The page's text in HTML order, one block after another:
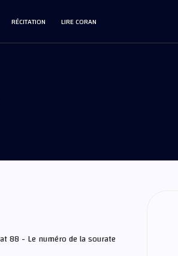
LIRE CORAN
RÉCITATION
88 - Le numéro de la sourate